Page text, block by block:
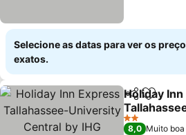
Selecione as datas para ver os
exatos.
Partilhar
Holiday
Central by
Ver preços
2 Estrelas
8,0 Muito boa